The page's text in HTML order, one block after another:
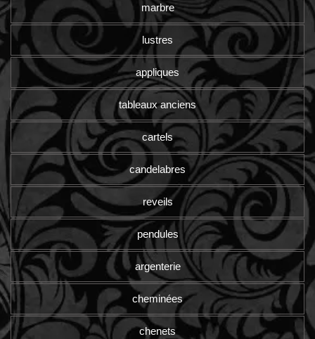
marbre
lustres
appliques
tableaux anciens
cartels
candelabres
reveils
pendules
argenterie
cheminées
chenets